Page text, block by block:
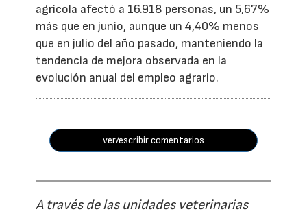
agrícola afectó a 16.918 personas, un 5,67%
más que en junio, aunque un 4,40% menos
que en julio del año pasado, manteniendo la
tendencia de mejora observada en la
evolución anual del empleo agrario.
ver/escribir comentarios
A través de las unidades veterinarias